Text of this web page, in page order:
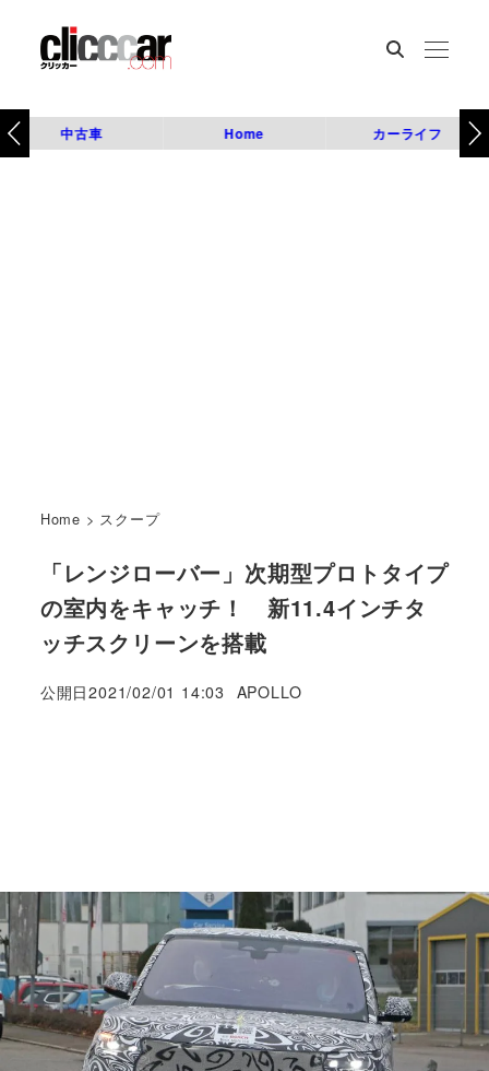
中古車 Home カーライフ
Home > スクープ
「レンジローバー」次期型プロトタイプ
の室内をキャッチ！ 新11.4インチタ
ッチスクリーンを搭載
公開日2021/02/01 14:03
著
APOLLO